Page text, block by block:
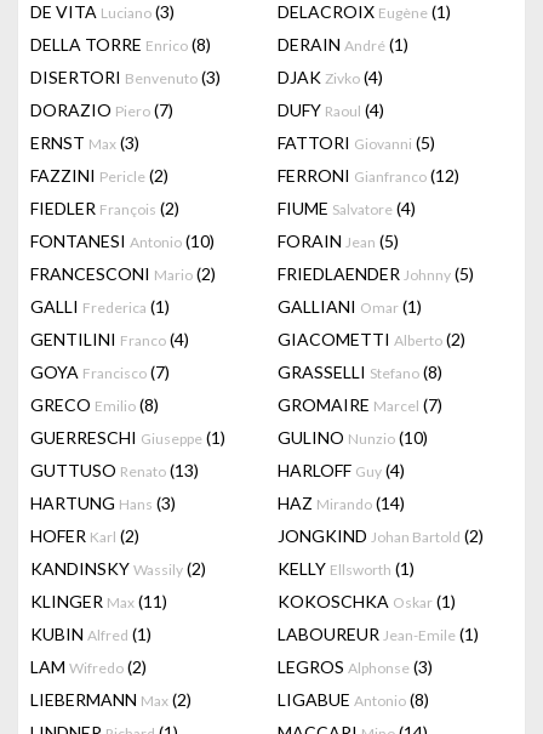
DE VITA Luciano (3) DELACROIX Eugène (1)
DELLA TORRE Enrico (8) DERAIN André (1)
DISERTORI Benvenuto (3) DJAK Zivko (4)
DORAZIO Piero (7) DUFY Raoul (4)
ERNST Max (3) FATTORI Giovanni (5)
FAZZINI Pericle (2) FERRONI Gianfranco (12)
FIEDLER François (2) FIUME Salvatore (4)
FONTANESI Antonio (10) FORAIN Jean (5)
FRANCESCONI Mario (2) FRIEDLAENDER Johnny (5)
GALLI Frederica (1) GALLIANI Omar (1)
GENTILINI Franco (4) GIACOMETTI Alberto (2)
GOYA Francisco (7) GRASSELLI Stefano (8)
GRECO Emilio (8) GROMAIRE Marcel (7)
GUERRESCHI Giuseppe (1) GULINO Nunzio (10)
GUTTUSO Renato (13) HARLOFF Guy (4)
HARTUNG Hans (3) HAZ Mirando (14)
HOFER Karl (2) JONGKIND Johan Bartold (2)
KANDINSKY Wassily (2) KELLY Ellsworth (1)
KLINGER Max (11) KOKOSCHKA Oskar (1)
KUBIN Alfred (1) LABOUREUR Jean-Emile (1)
LAM Wifredo (2) LEGROS Alphonse (3)
LIEBERMANN Max (2) LIGABUE Antonio (8)